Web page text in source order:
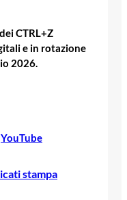
CTRL+Z
e in rotazione
2026.
YouTube
stampa